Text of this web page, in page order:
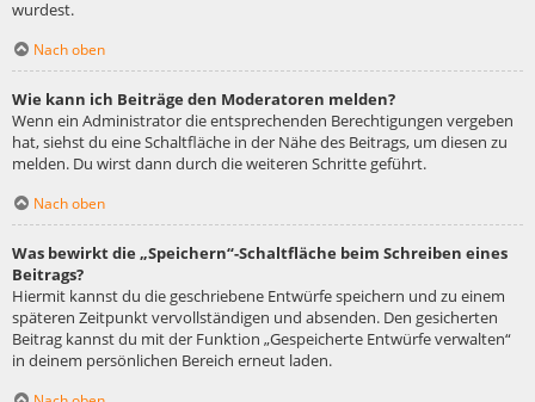
wurdest.
Nach oben
Wie kann ich Beiträge den Moderatoren melden?
Wenn ein Administrator die entsprechenden Berechtigungen vergeben
hat, siehst du eine Schaltfläche in der Nähe des Beitrags, um diesen zu
melden. Du wirst dann durch die weiteren Schritte geführt.
Nach oben
Was bewirkt die „Speichern“-Schaltfläche beim Schreiben eines
Beitrags?
Hiermit kannst du die geschriebene Entwürfe speichern und zu einem
späteren Zeitpunkt vervollständigen und absenden. Den gesicherten
Beitrag kannst du mit der Funktion „Gespeicherte Entwürfe verwalten“
in deinem persönlichen Bereich erneut laden.